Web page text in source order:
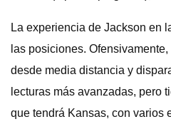
La experiencia de Jackson en
las posiciones.
desde media distancia y
lecturas más avanzadas, pero
que tendrá Kansas, con varios